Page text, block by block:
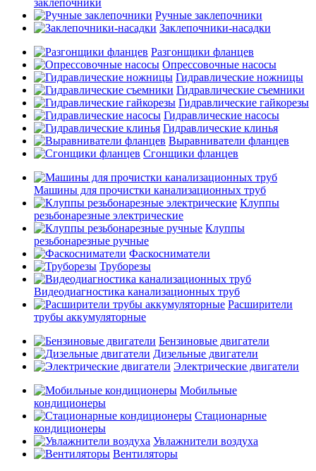
заклепочники
Ручные заклепочники
Заклепочники-насадки
Разгонщики фланцев
Опрессовочные насосы
Гидравлические ножницы
Гидравлические съемники
Гидравлические гайкорезы
Гидравлические насосы
Гидравлические клинья
Выравниватели фланцев
Сгонщики фланцев
Машины для прочистки канализационных труб
Клуппы
резьбонарезные электрические
Клуппы
резьбонарезные ручные
Фаскосниматели
Труборезы
Видеодиагностика канализационных труб
Расширители
трубы аккумуляторные
Бензиновые двигатели
Дизельные двигатели
Электрические двигатели
Мобильные
кондиционеры
Стационарные
кондиционеры
Увлажнители воздуха
Вентиляторы